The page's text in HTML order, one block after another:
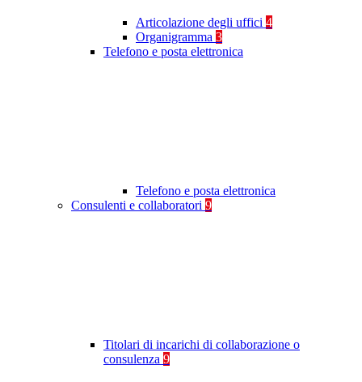
Articolazione degli uffici 4
Organigramma 3
Telefono e posta elettronica
Telefono e posta elettronica
Consulenti e collaboratori 9
Titolari di incarichi di collaborazione o
consulenza 9